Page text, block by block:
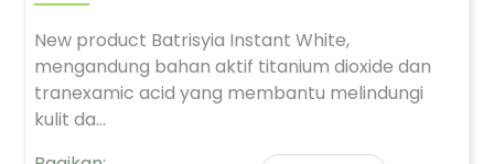
New product Batrisyia Instant White,
mengandung bahan aktif titanium dioxide dan
tranexamic acid yang membantu melindungi
kulit da...